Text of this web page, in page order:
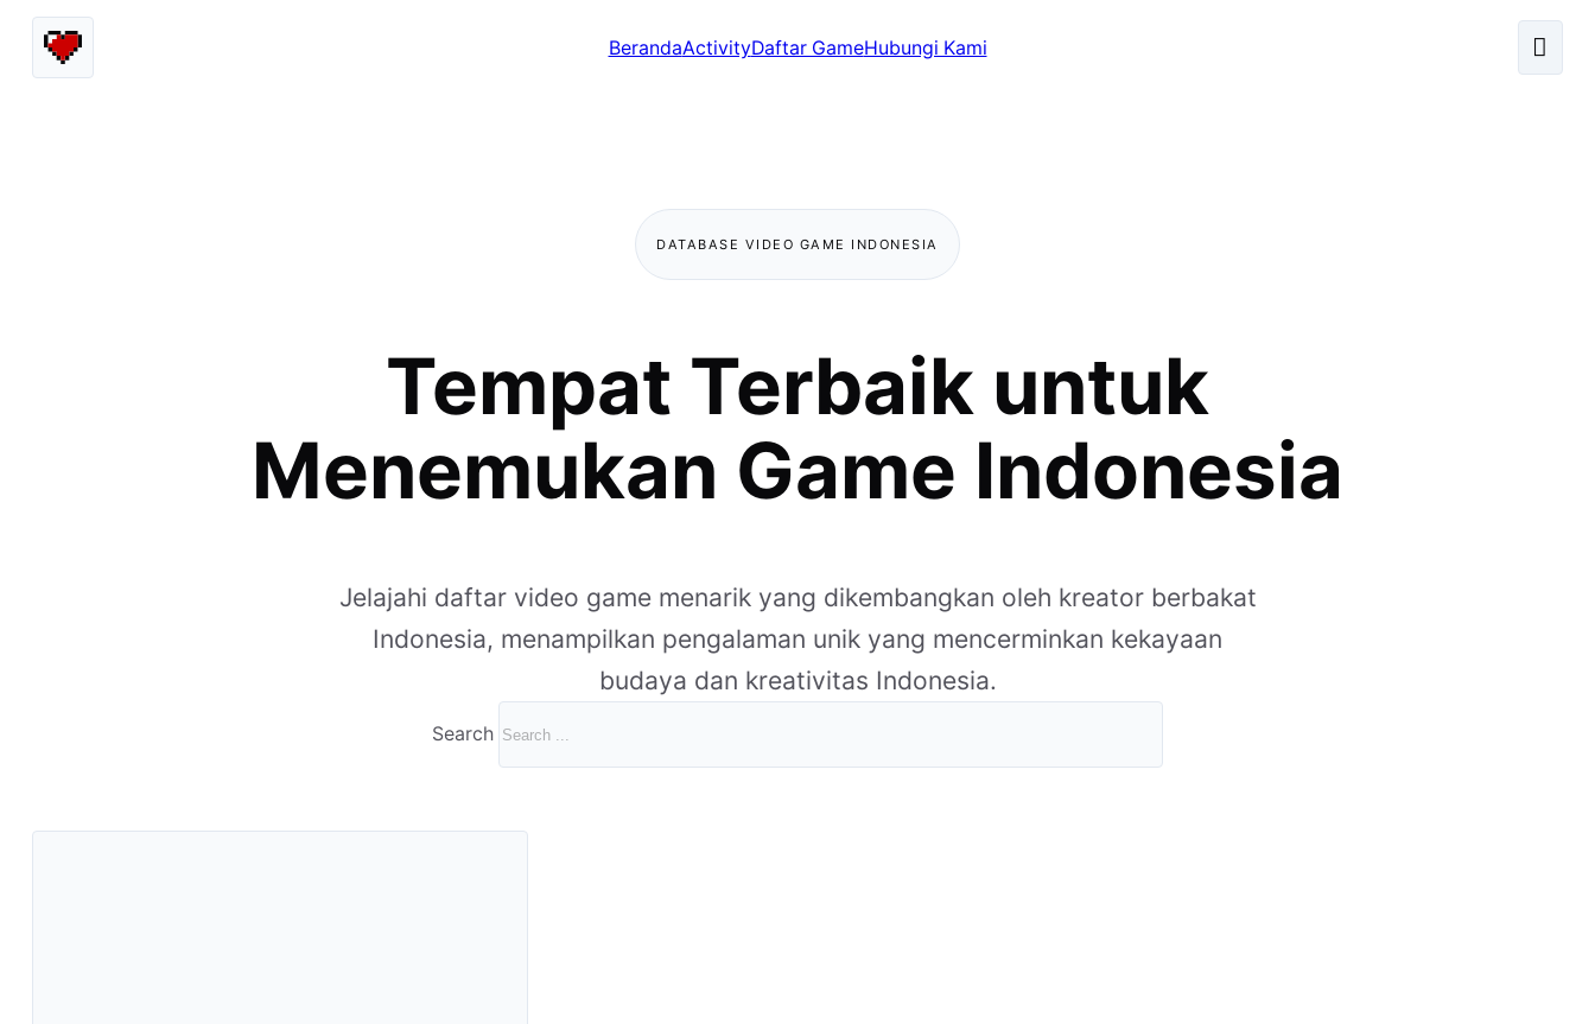
BerandaActivityDaftar GameHubungi Kami
DATABASE VIDEO GAME INDONESIA
Tempat Terbaik untuk
Menemukan Game Indonesia
Jelajahi daftar video game menarik yang dikembangkan oleh kreator berbakat
Indonesia, menampilkan pengalaman unik yang mencerminkan kekayaan
budaya dan kreativitas Indonesia.
Search